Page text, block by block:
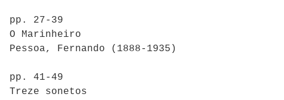
pp. 27-39
O Marinheiro
Pessoa, Fernando (1888-1935)
pp. 41-49
Treze sonetos